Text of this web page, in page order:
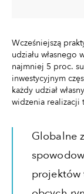
Wcześniejszą
udziału
najmniej 5 proc.
inwestycyjnym
każdy udział
widzenia realizacji
Globalne
projektów